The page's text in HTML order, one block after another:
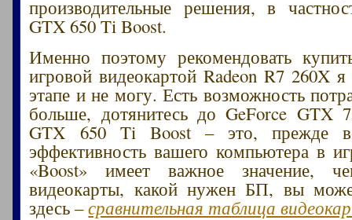
производительные решения, в
GTX 650 Ti Boost.
Именно поэтому рекомендовать
игровой видеокартой Radeon R7 260X
этапе и не могу. Есть возможность
больше, дотянитесь до GeForce GTX
GTX 650 Ti Boost – это, прежде
эффективность вашего компьютера в
«Boost» имеет важное значение,
видеокарты, какой нужен БП, вы
здесь –сравнительная таблица